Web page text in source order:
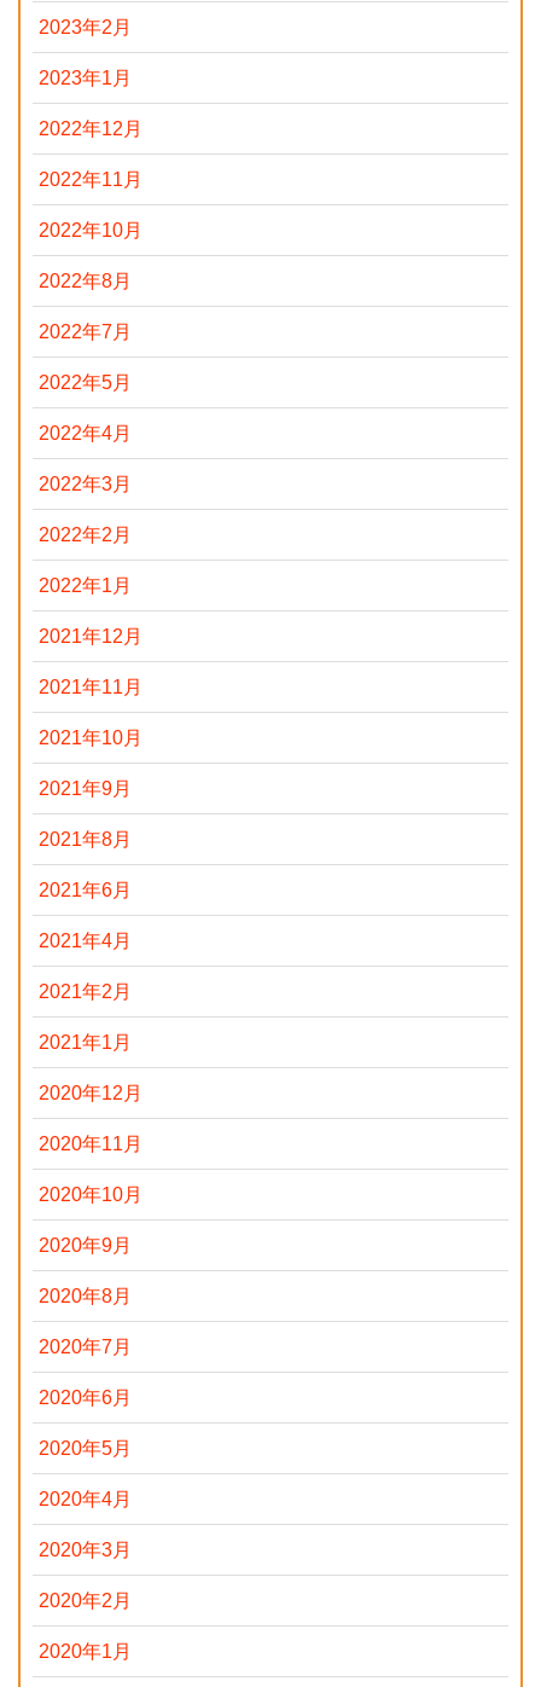
2023年2月
2023年1月
2022年12月
2022年11月
2022年10月
2022年8月
2022年7月
2022年5月
2022年4月
2022年3月
2022年2月
2022年1月
2021年12月
2021年11月
2021年10月
2021年9月
2021年8月
2021年6月
2021年4月
2021年2月
2021年1月
2020年12月
2020年11月
2020年10月
2020年9月
2020年8月
2020年7月
2020年6月
2020年5月
2020年4月
2020年3月
2020年2月
2020年1月